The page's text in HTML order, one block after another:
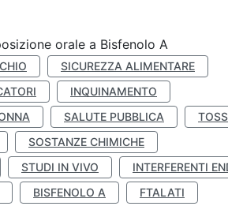
orale a Bisfenolo A
SICUREZZA ALIMENTARE
INQUINAMENTO
SALUTE PUBBLICA
SOSTANZE CHIMICHE
STUDI IN VIVO
INTERFERENTI
BISFENOLO A
FTALATI